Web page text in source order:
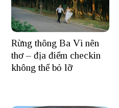
Rừng thông Ba Vì nên
thơ – địa điểm checkin
không thể bỏ lỡ